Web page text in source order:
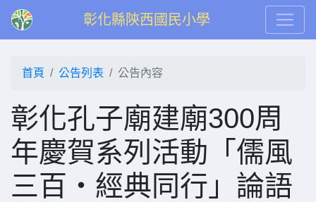
彰化縣陝西國民小學
首頁 公告列表 公告內容
彰化孔子廟建廟300周
年慶賀系列活動「儒風
三百・經典同行」論語